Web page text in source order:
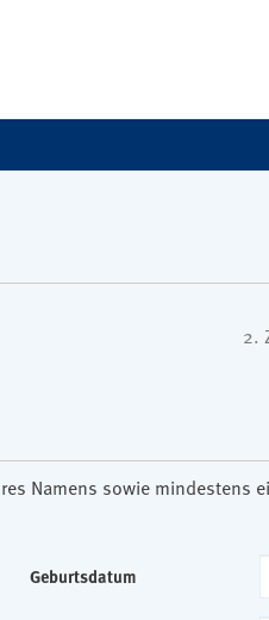
2.
Namens sowie mindestens
Geburtsdatum